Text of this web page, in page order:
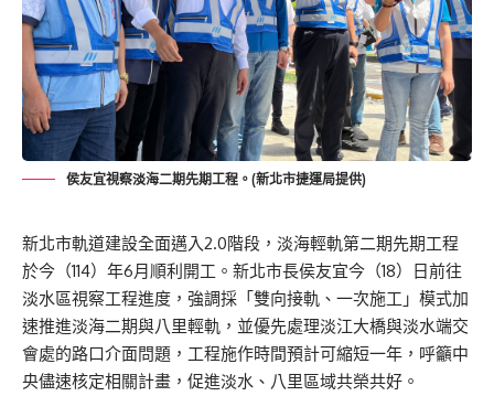
侯友宜視察淡海二期先期工程。(新北市捷運局提供)
新北市軌道建設全面邁入2.0階段，淡海輕軌第二期先期工程
於今（114）年6月順利開工。新北市長侯友宜今（18）日前往
淡水區視察工程進度，強調採「雙向接軌、一次施工」模式加
速推進淡海二期與八里輕軌，並優先處理淡江大橋與淡水端交
會處的路口介面問題，工程施作時間預計可縮短一年，呼籲中
央儘速核定相關計畫，促進淡水、八里區域共榮共好。